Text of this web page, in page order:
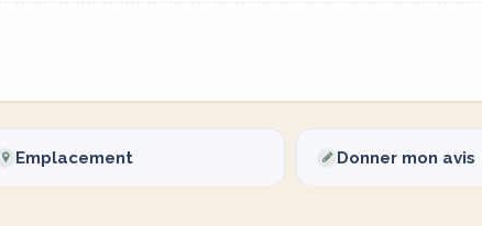
Emplacement Donner mon avis